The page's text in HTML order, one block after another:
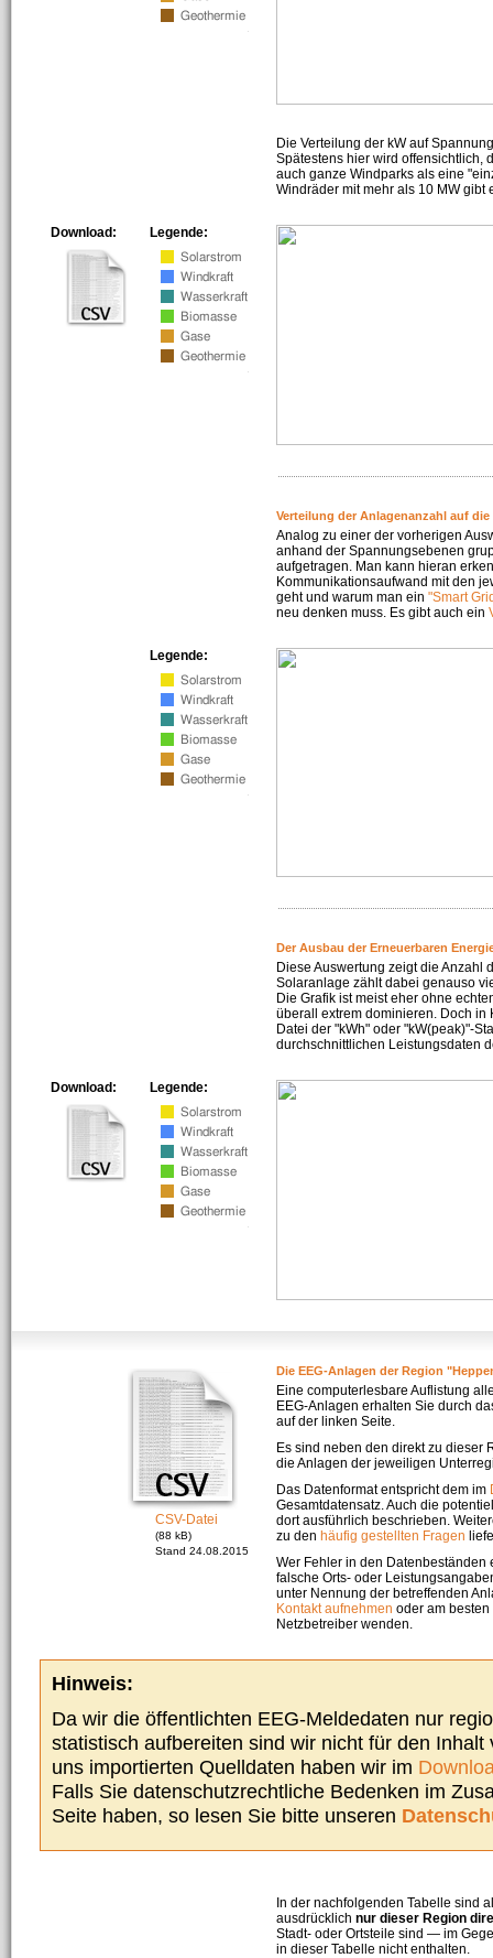
Die Verteilung der kW auf
Spätestens hier wird offensichtlich,
auch ganze Windparks als eine
Windräder mit mehr als 10 MW gibt
Legende:
Download:
Verteilung der Anlagenanzahl auf die
Analog zu einer der vorherigen
anhand der Spannungsebenen
aufgetragen. Man kann hieran
Kommunikationsaufwand mit den
geht und warum man ein "Smart
neu denken muss. Es gibt auch ein
Legende:
Der Ausbau der Erneuerbaren
Diese Auswertung zeigt die Anzahl
Solaranlage zählt dabei genauso
Die Grafik ist meist eher ohne
überall extrem dominieren. Doch in
Datei der "kWh" oder "kW(peak)"-
durchschnittlichen Leistungsdaten
Legende:
Download:
CSV-Datei
(88 kB)
Stand 24.08.2015
Die EEG-Anlagen der Region
Eine computerlesbare Auflistung
EEG-Anlagen erhalten Sie durch
auf der linken Seite.
Es sind neben den direkt zu dieser
die Anlagen der jeweiligen
Das Datenformat entspricht dem im
Gesamtdatensatz. Auch die
dort ausführlich beschrieben.
zu den häufig gestellten Fragen
Wer Fehler in den Datenbeständen
falsche Orts- oder
unter Nennung der betreffenden
Kontakt aufnehmen oder am
Netzbetreiber wenden.
Hinweis:
Da wir die öffentlichten EEG-Meldedaten nur
statistisch aufbereiten sind wir nicht für den Inhalt
uns importierten Quelldaten haben wir im
Falls Sie datenschutzrechtliche Bedenken im
Seite haben, so lesen Sie bitte unseren
In der nachfolgenden Tabelle sind
ausdrücklich nur dieser Region
Stadt- oder Ortsteile sind — im
in dieser Tabelle nicht enthalten.